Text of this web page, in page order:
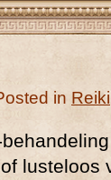
in Reiki
lusteloos